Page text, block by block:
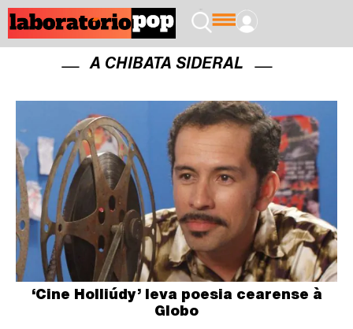
A CHIBATA SIDERAL
‘Cine Holliúdy’ leva poesia cearense à
Globo